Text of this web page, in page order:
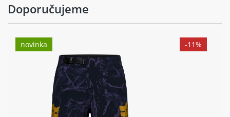
Doporučujeme
novinka -11%